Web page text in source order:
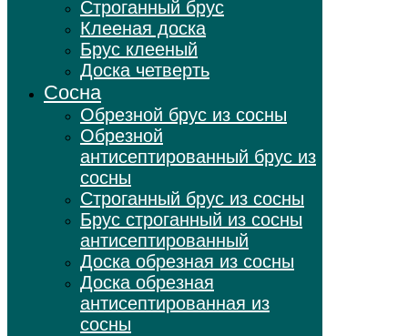
Строганный брус
Клееная доска
Брус клееный
Доска четверть
Сосна
Обрезной брус из сосны
Обрезной
антисептированный брус из
сосны
Строганный брус из сосны
Брус строганный из сосны
антисептированный
Доска обрезная из сосны
Доска обрезная
антисептированная из
сосны